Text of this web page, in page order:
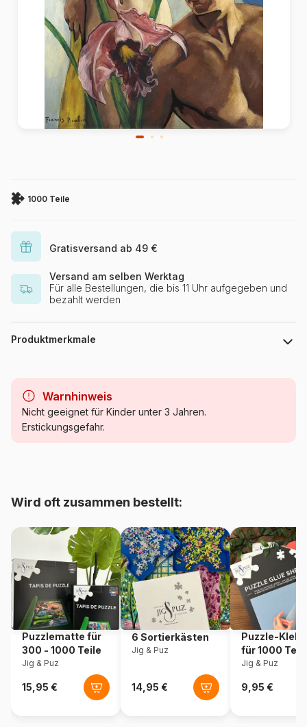
1000 Teile
Gratisversand ab 49 €
Versand am selben Werktag
Für alle Bestellungen, die bis 11 Uhr aufgegeben und
bezahlt werden
Produktmerkmale
Kategorie Puzzle - Kunst
Artikelnummer Grafika-F-33402
EAN 3663384334023
Teileanzahl 1000 Teile
Maße 69 x 48 cm
Material
Verpackung Puzzlekarton
Warnhinweis
Nicht geeignet für Kinder unter 3 Jahren.
Erstickungsgefahr.
Wird oft zusammen bestellt:
Puzzlematte für
300 - 1000 Teile
Jig & Puz
6 Sortierkästen
Jig & Puz
Puzzle-
für 1000
Jig & Puz